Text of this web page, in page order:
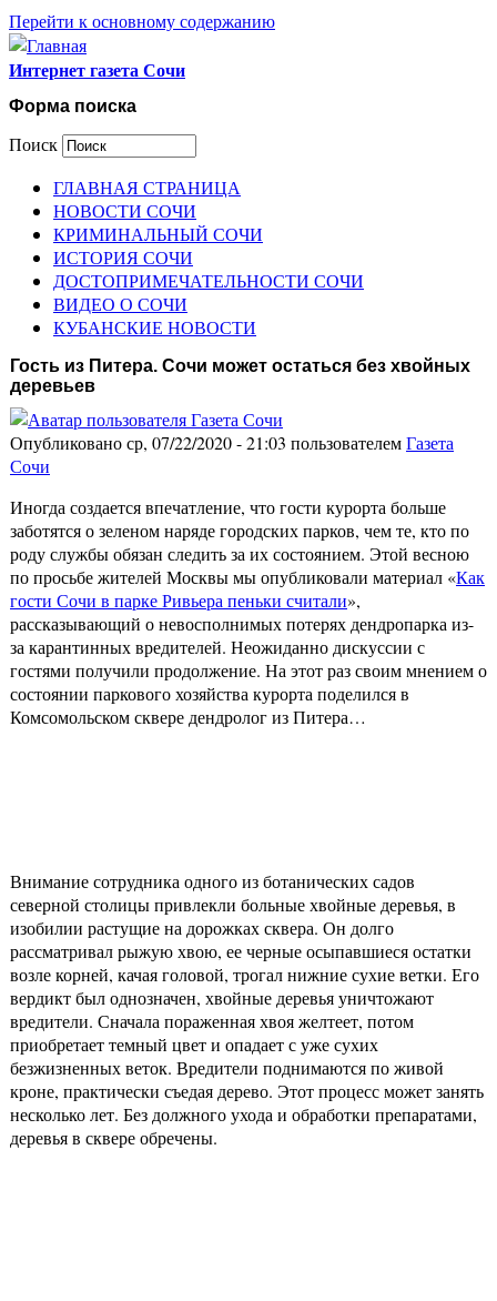
Перейти к основному содержанию
Интернет газета Сочи
Форма поиска
Поиск
ГЛАВНАЯ СТРАНИЦА
НОВОСТИ СОЧИ
КРИМИНАЛЬНЫЙ СОЧИ
ИСТОРИЯ СОЧИ
ДОСТОПРИМЕЧАТЕЛЬНОСТИ СОЧИ
ВИДЕО О СОЧИ
КУБАНСКИЕ НОВОСТИ
Гость из Питера. Сочи может остаться без хвойных
деревьев
Опубликовано ср, 07/22/2020 - 21:03 пользователемГазета
Сочи
Иногда создается впечатление, что гости курорта больше
заботятся о зеленом наряде городских парков, чем те, кто по
роду службы обязан следить за их состоянием. Этой весною
по просьбе жителей Москвы мы опубликовали материал «Как
гости Сочи в парке Ривьера пеньки считали»,
рассказывающий о невосполнимых потерях дендропарка из-
за карантинных вредителей. Неожиданно дискуссии с
гостями получили продолжение. На этот раз своим мнением о
состоянии паркового хозяйства курорта поделился в
Комсомольском сквере дендролог из Питера…
Внимание сотрудника одного из ботанических садов
северной столицы привлекли больные хвойные деревья, в
изобилии растущие на дорожках сквера. Он долго
рассматривал рыжую хвою, ее черные осыпавшиеся остатки
возле корней, качая головой, трогал нижние сухие ветки. Его
вердикт был однозначен, хвойные деревья уничтожают
вредители. Сначала пораженная хвоя желтеет, потом
приобретает темный цвет и опадает с уже сухих
безжизненных веток. Вредители поднимаются по живой
кроне, практически съедая дерево. Этот процесс может занять
несколько лет. Без должного ухода и обработки препаратами,
деревья в сквере обречены.